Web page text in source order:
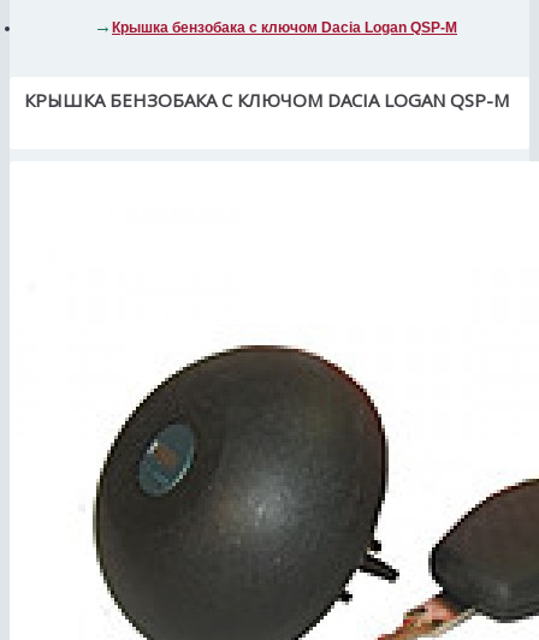
Крышка бензобака с ключом Dacia Logan QSP-M
КРЫШКА БЕНЗОБАКА С КЛЮЧОМ DACIA LOGAN QSP-M